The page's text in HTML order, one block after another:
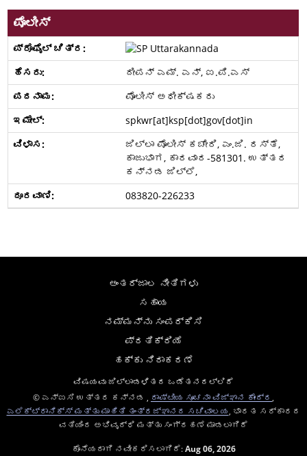
ಪೊಲೀಸ್
ದೀಪನ್ ಎಮ್. ಎನ್, ಐ.ಪಿ.ಎಸ್
ಪೊಲೀಸ್ ಅಧೀಕ್ಷಕರು
spkwr[at]ksp[dot]gov[dot]in
ಜಿಲ್ಲಾ ಪೊಲೀಸ್ ಕಚೇರಿ, ಎಂ.ಜಿ. ರಸ್ತೆ,
ಕಾಜುಭಾಗ, ಕಾರವಾರ-581301. ಉತ್ತರ
ಕನ್ನಡ ಜಿಲ್ಲೆ,
083820-226233
ಅಂತರ್ಜಾಲ ನೀತಿಗಳು
ಸಹಾಯ
ನಮ್ಮನ್ನು ಸಂಪರ್ಕಿಸಿ
ಪ್ರತಿಕ್ರಿಯೆ
ಹಕ್ಕು ನಿರಾಕರಣೆ
ವಿಷಯವು ಜಿಲ್ಲಾಡಳಿತದ ಒಡೆತನದಲ್ಲಿದೆ
© ಎನ್ಐಸಿ ಉತ್ತರ ಕನ್ನಡ ,
ರಾಷ್ಟೀಯ ಸೂಚನಾ ವಿಜ್ಞಾನ ಕೇಂದ್ರ
ಎಲೆಕ್ಟ್ರಾನಿಕ್ಸ್ ಮತ್ತು ಮಾಹಿತಿ ತಂತ್ರಜ್ಞಾನದ ಸಚಿವಾಲಯ , ಭಾರತ ಸರ್ಕಾರದ
ವತಿಯಿಂದ ಅಭಿವೃದ್ಧಿ ಮತ್ತು ಸಂಗ್ರಹಣೆ ಮಾಡಲಾಗಿದೆ
ಕೊನೆಯದಾಗಿ ನವೀಕರಿಸಲಾಗಿದೆ:Aug 06, 2026